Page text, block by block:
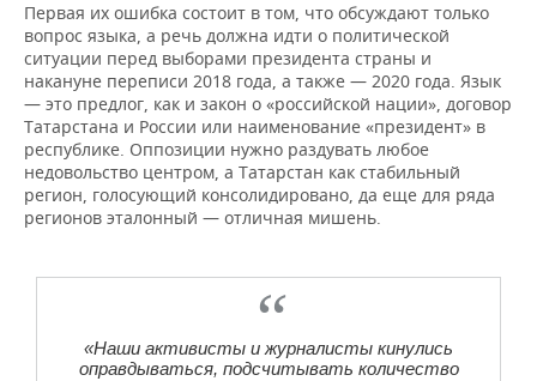
Первая их ошибка состоит в том, что обсуждают только
вопрос языка, а речь должна идти о политической
ситуации перед выборами президента страны и
накануне переписи 2018 года, а также — 2020 года. Язык
— это предлог, как и закон о «российской нации», договор
Татарстана и России или наименование «президент» в
республике. Оппозиции нужно раздувать любое
недовольство центром, а Татарстан как стабильный
регион, голосующий консолидировано, да еще для ряда
регионов эталонный — отличная мишень.
«Наши активисты и журналисты кинулись
оправдываться, подсчитывать количество